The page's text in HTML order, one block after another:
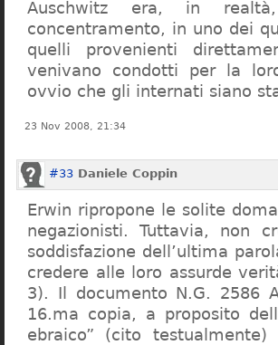
Auschwitz era, in
concentramento, in uno dei
quelli provenienti
venivano condotti per la
ovvio che gli internati siano
23 Nov 2008, 21:34
#33 Daniele Coppin
Erwin ripropone le solite
negazionisti. Tuttavia, non
soddisfazione dell’ultima
credere alle loro assurde
3). Il documento N.G. 2586
16.ma copia, a proposito
ebraico” (cito